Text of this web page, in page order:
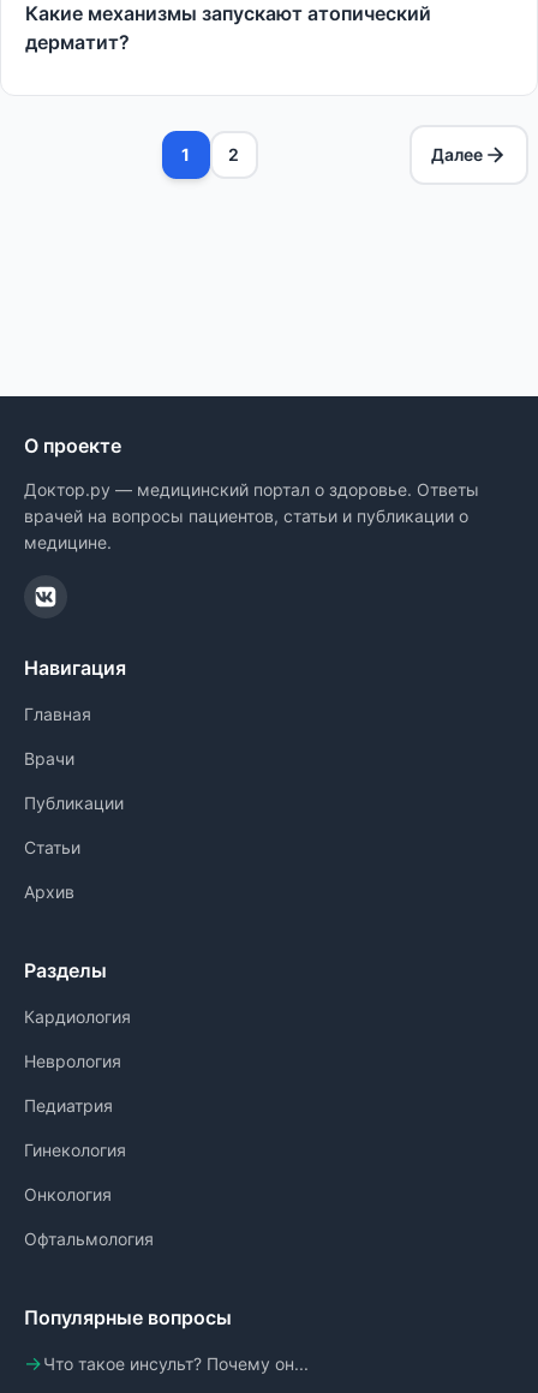
Какие механизмы запускают атопический
дерматит?
1 2 Далее
О проекте
Доктор.ру — медицинский портал о здоровье. Ответы
врачей на вопросы пациентов, статьи и публикации о
медицине.
Навигация
Главная
Врачи
Публикации
Статьи
Архив
Разделы
Кардиология
Неврология
Педиатрия
Гинекология
Онкология
Офтальмология
Популярные вопросы
Что такое инсульт? Почему он...